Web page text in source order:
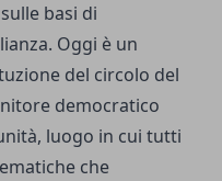
basi di
Oggi è un
del circolo del
democratico
luogo in cui tutti
che